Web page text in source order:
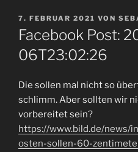
VERÖFFENTLICHT
AM
7. FEBRUAR 2021 VON
Facebook Post:
06T23:02:26
Die sollen mal nicht so
schlimm. Aber sollten wir
vorbereitet sein?
https://www.bild.de/news/
osten-sollen-60-